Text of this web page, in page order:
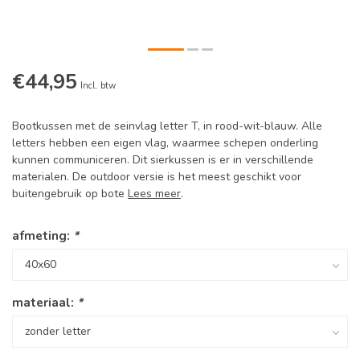
€44,95 Incl. btw
Bootkussen met de seinvlag letter T, in rood-wit-blauw. Alle
letters hebben een eigen vlag, waarmee schepen onderling
kunnen communiceren. Dit sierkussen is er in verschillende
materialen. De outdoor versie is het meest geschikt voor
buitengebruik op bote Lees meer.
afmeting: *
materiaal: *